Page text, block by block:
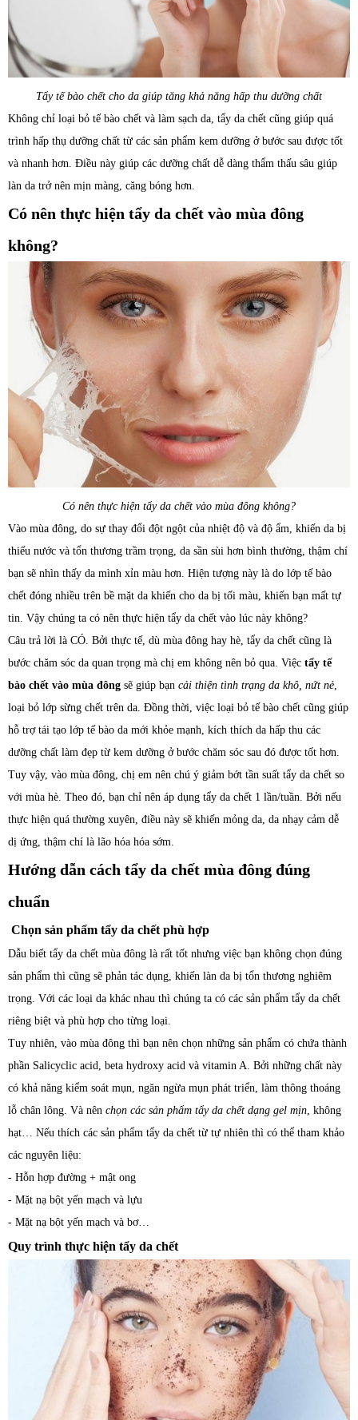
Tẩy tế bào chết cho da giúp tăng khả năng hấp thu dưỡng chất
Không chỉ loại bỏ tế bào chết và làm sạch da, tẩy da chết cũng giúp quá
trình hấp thụ dưỡng chất từ các sản phẩm kem dưỡng ở bước sau được tốt
và nhanh hơn. Điều này giúp các dưỡng chất dễ dàng thẩm thấu sâu giúp
làn da trở nên mịn màng, căng bóng hơn.
Có nên thực hiện tẩy da chết vào mùa đông
không?
Có nên thực hiện tẩy da chết vào mùa đông không?
Vào mùa đông, do sự thay đổi đột ngột của nhiệt độ và độ ẩm, khiến da bị
thiếu nước và tổn thương trầm trọng, da sần sùi hơn bình thường, thậm chí
bạn sẽ nhìn thấy da mình xỉn màu hơn. Hiện tượng này là do lớp tế bào
chết đóng nhiều trên bề mặt da khiến cho da bị tối màu, khiến bạn mất tự
tin. Vậy chúng ta có nên thực hiện tẩy da chết vào lúc này không?
Câu trả lời là CÓ. Bởi thực tế, dù mùa đông hay hè, tẩy da chết cũng là
bước chăm sóc da quan trọng mà chị em không nên bỏ qua. Việc tẩy tế
bào chết vào mùa đông sẽ giúp bạn cải thiện tình trạng da khô, nứt nẻ,
loại bỏ lớp sừng chết trên da. Đồng thời, việc loại bỏ tế bào chết cũng giúp
hỗ trợ tái tạo lớp tế bào da mới khỏe mạnh, kích thích da hấp thu các
dưỡng chất làm đẹp từ kem dưỡng ở bước chăm sóc sau đó được tốt hơn.
Tuy vậy, vào mùa đông, chị em nên chú ý giảm bớt tần suất tẩy da chết so
với mùa hè. Theo đó, bạn chỉ nên áp dụng tẩy da chết 1 lần/tuần. Bởi nếu
thực hiện quá thường xuyên, điều này sẽ khiến mỏng da, da nhạy cảm dễ
dị ứng, thậm chí là lão hóa hóa sớm.
Hướng dẫn cách tẩy da chết mùa đông đúng
chuẩn
Chọn sản phẩm tẩy da chết phù hợp
Dẫu biết tẩy da chết mùa đông là rất tốt nhưng việc bạn không chọn đúng
sản phẩm thì cũng sẽ phản tác dụng, khiến làn da bị tổn thương nghiêm
trọng. Với các loại da khác nhau thì chúng ta có các sản phẩm tẩy da chết
riêng biệt và phù hợp cho từng loại.
Tuy nhiên, vào mùa đông thì bạn nên chọn những sản phẩm có chứa thành
phần Salicyclic acid, beta hydroxy acid và vitamin A. Bởi những chất này
có khả năng kiểm soát mụn, ngăn ngừa mụn phát triển, làm thông thoáng
lỗ chân lông. Và nên chọn các sản phẩm tẩy da chết dạng gel mịn, không
hạt… Nếu thích các sản phẩm tẩy da chết từ tự nhiên thì có thể tham khảo
các nguyên liệu:
- Hỗn hợp đường + mật ong
- Mặt nạ bột yến mạch và lựu
- Mặt nạ bột yến mạch và bơ…
Quy trình thực hiện tẩy da chết